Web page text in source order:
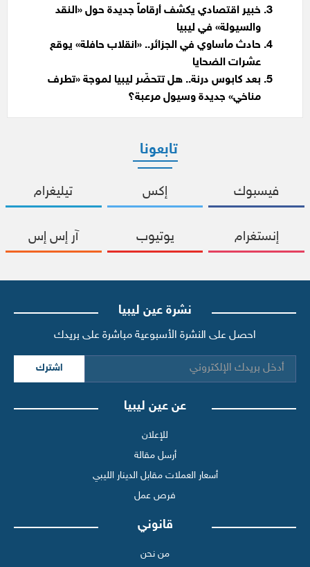
خبير اقتصادي يكشف أرقاماً جديدة حول «النقد
والسيولة» في ليبيا
حادث مأساوي في الجزائر.. «انقلاب حافلة» يوقع
عشرات الضحايا
بعد كابوس درنة.. هل تتحضّر ليبيا لموجة «تطرف
مناخي» جديدة وسيول مرعبة؟
تابعونا
فيسبوك إكس تيليغرام
إنستغرام يوتيوب آر إس إس
نشرة عين ليبيا
احصل على النشرة الأسبوعية مباشرة على بريدك
اشترك
عن عين ليبيا
للإعلان
أرسل مقالة
أسعار العملات مقابل الدينار الليبي
فرص عمل
قانوني
من نحن